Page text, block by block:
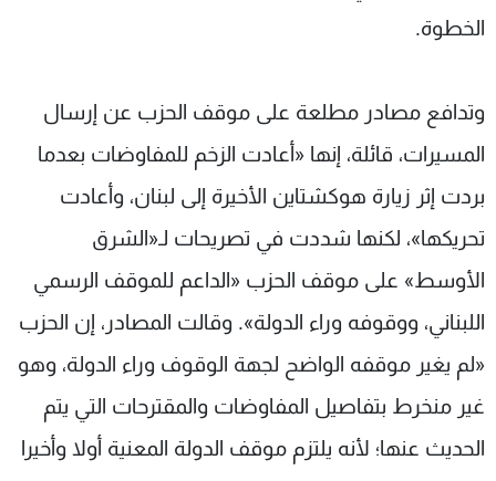
الخطوة.
وتدافع مصادر مطلعة على موقف الحزب عن إرسال
المسيرات، قائلة، إنها «أعادت الزخم للمفاوضات بعدما
بردت إثر زيارة هوكشتاين الأخيرة إلى لبنان، وأعادت
تحريكها»، لكنها شددت في تصريحات لـ«الشرق
الأوسط» على موقف الحزب «الداعم للموقف الرسمي
اللبناني، ووقوفه وراء الدولة». وقالت المصادر، إن الحزب
«لم يغير موقفه الواضح لجهة الوقوف وراء الدولة، وهو
غير منخرط بتفاصيل المفاوضات والمقترحات التي يتم
الحديث عنها؛ لأنه يلتزم موقف الدولة المعنية أولا وأخيرا